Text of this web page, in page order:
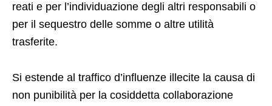
reati e per l’individuazione degli altri responsabili o
per il sequestro delle somme o altre utilità
trasferite.
Si estende al traffico d’influenze illecite la causa di
non punibilità per la cosiddetta collaborazione